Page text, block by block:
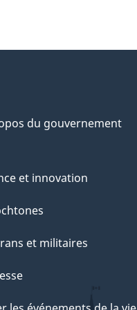
du gouvernement
et innovation
et militaires